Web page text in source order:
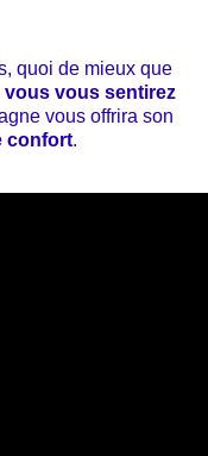
quoi de mieux que
vous sentirez
vous offrira son
confort.